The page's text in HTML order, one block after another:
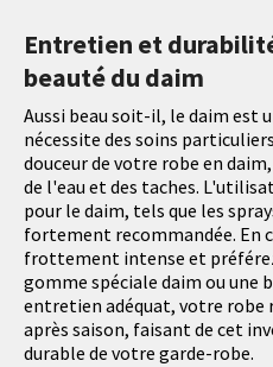
Entretien et
beauté du daim
Aussi beau soit-il, le daim est
nécessite des soins
douceur de votre robe en
de l'eau et des taches.
pour le daim, tels que les
fortement recommandée. En
frottement intense et
gomme spéciale daim ou une
entretien adéquat, votre robe
après saison, faisant de cet
durable de votre garde-robe.